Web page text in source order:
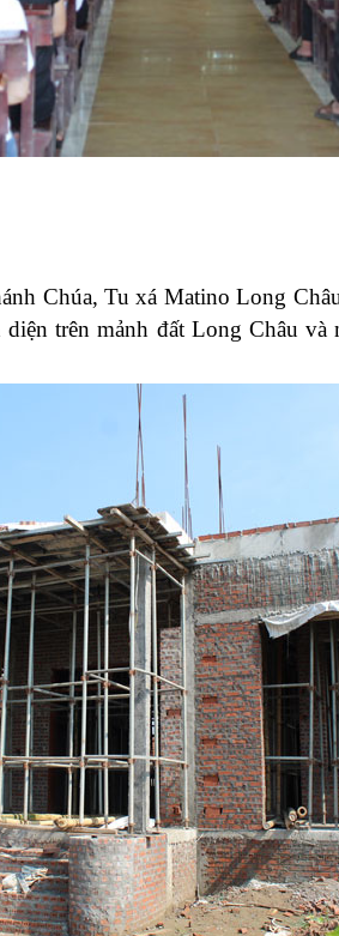
Chúa, Tu xá Matino Long
trên mảnh đất Long Châu và